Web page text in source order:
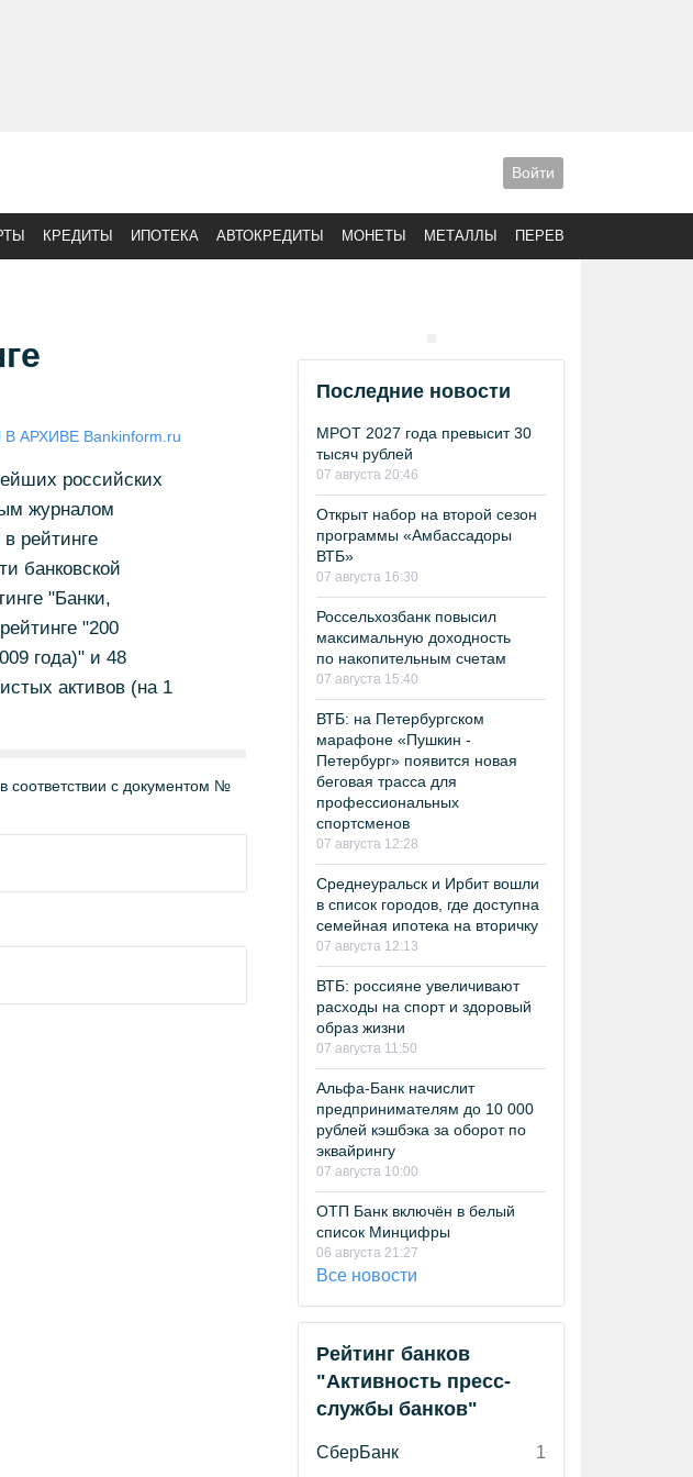
Войти
КРЕДИТЫ ИПОТЕКА АВТОКРЕДИТЫ МОНЕТЫ МЕТАЛЛЫ ПЕРЕВОДЫ
АРХИВЕ Bankinform.ru
российских
журналом
рейтинге
банковской
"Банки,
"200
года)" и 48
активов (на 1
соответствии с документом №
Последние новости
МРОТ 2027 года превысит 30
тысяч рублей
07 августа 20:46
Открыт набор на второй сезон
программы «Амбассадоры
ВТБ»
07 августа 16:30
Россельхозбанк повысил
максимальную доходность
по накопительным счетам
07 августа 15:40
ВТБ: на Петербургском
марафоне «Пушкин -
Петербург» появится новая
беговая трасса для
профессиональных
спортсменов
07 августа 12:28
Среднеуральск и Ирбит вошли
в список городов, где доступна
семейная ипотека на вторичку
07 августа 12:13
ВТБ: россияне увеличивают
расходы на спорт и здоровый
образ жизни
07 августа 11:50
Альфа-Банк начислит
предпринимателям до 10 000
рублей кэшбэка за оборот по
эквайрингу
07 августа 10:00
ОТП Банк включён в белый
список Минцифры
06 августа 21:27
Все новости
Рейтинг банков
"Активность пресс-
службы банков"
СберБанк
1